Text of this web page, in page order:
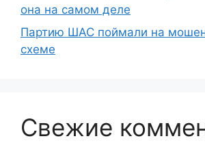
она на самом деле
Партию ШАС поймали на
схеме
Свежие